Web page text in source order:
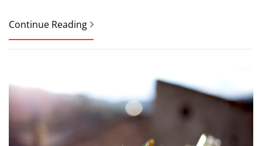
Continue Reading